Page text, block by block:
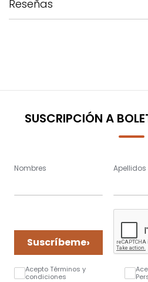
Reseñas
SUSCRIPCIÓN A
Nombres Apellidos
Suscríbeme›
Acepto Términos y
condiciones